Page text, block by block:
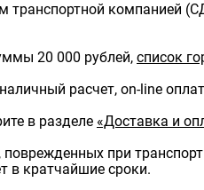
компанией
20 000 рублей, список
расчет, on-line
в разделе «Доставка и
при
в кратчайшие сроки.